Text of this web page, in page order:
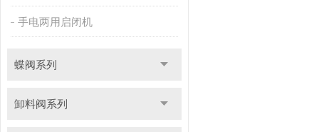
手电两用启闭机
蝶阀系列
卸料阀系列